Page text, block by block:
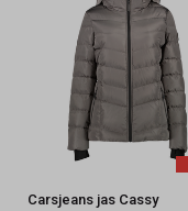
Carsjeans jas Cassy